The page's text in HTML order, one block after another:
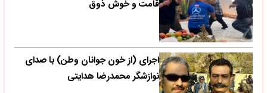
قامت و خوش ذوق
اجرای (از خون جوانان وطن) با صدای
نوازشگر محمدرضا هدایتی